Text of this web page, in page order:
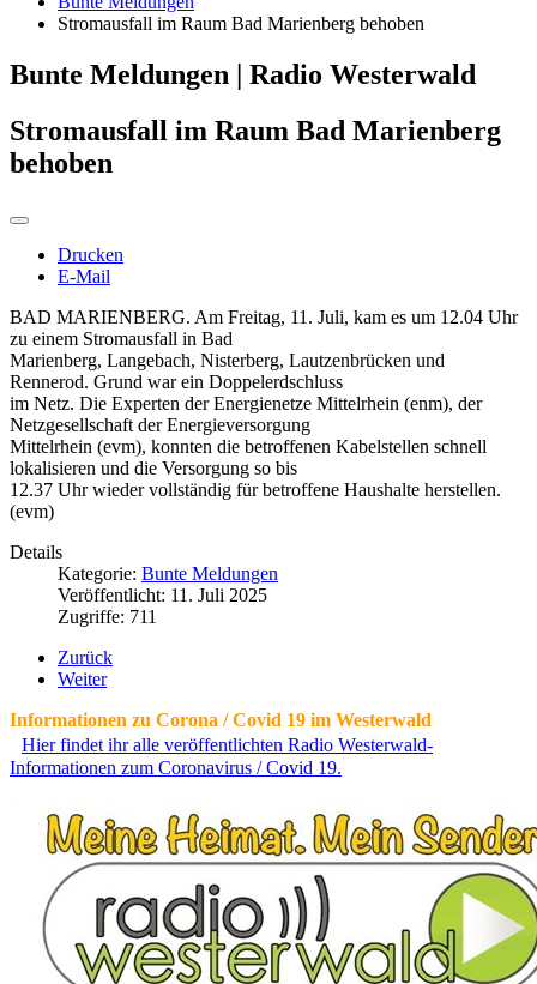
Stromausfall im Raum Bad Marienberg behoben
Bunte Meldungen | Radio Westerwald
Stromausfall im Raum Bad Marienberg
behoben
Drucken
E-Mail
BAD MARIENBERG. Am Freitag, 11. Juli, kam es um 12.04 Uhr
zu einem Stromausfall in Bad
Marienberg, Langebach, Nisterberg, Lautzenbrücken und
Rennerod. Grund war ein Doppelerdschluss
im Netz. Die Experten der Energienetze Mittelrhein (enm), der
Netzgesellschaft der Energieversorgung
Mittelrhein (evm), konnten die betroffenen Kabelstellen schnell
lokalisieren und die Versorgung so bis
12.37 Uhr wieder vollständig für betroffene Haushalte herstellen.
(evm)
Details
Kategorie: Bunte Meldungen
Veröffentlicht: 11. Juli 2025
Zugriffe: 711
Zurück
Weiter
Informationen zu Corona / Covid 19 im Westerwald
Hier findet ihr alle veröffentlichten Radio Westerwald-
Informationen zum Coronavirus / Covid 19.